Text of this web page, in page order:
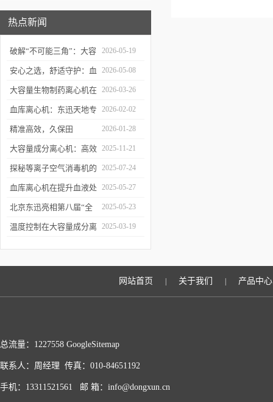
热点新闻
破解“不可能三角”：大容
量生物制药离心机让收率
与效率兼得
2026-05-19
安心之选，舒适守护：血
站采血椅（GB意大利采
血椅）
2026-05-08
大容量生物制药离心机在
生物制品与药品生产中的
关键应用
2026-03-26
血库离心机：东迅天地专
业设计，满足血液成分制
备全需求
2026-02-02
精准高效，久保田
KA2200离心机为血库检
验注入“心”动力
2026-01-28
大容量成分离心机：高效
分离的工业级“分选专家”
2025-11-21
探秘等离子空气消毒机的
消毒原理与应用优势
2025-07-24
血库离心机在提升血液处
理效率与质量的双重价值
2025-05-27
北京东迅亮相第八届“全
国血站管理大会”
2025-05-23
温度控制在大容量成分离
里？
2025-03-19
网站首页 关于我们 产品中心
总流量：1227558 GoogleSitemap
联系人：周经理 传真：010-84651192
手机：13311521561 邮 箱：info@dongxun.cn